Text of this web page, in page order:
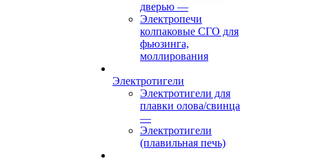
дверью —
Электропечи
колпаковые СГО для
фьюзинга,
моллирования
Электротигели
Электротигели для
плавки олова/свинца
—
Электротигели
(плавильная печь)